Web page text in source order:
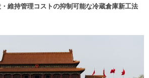
・維持管理コストの抑制可能な冷蔵倉庫新工法